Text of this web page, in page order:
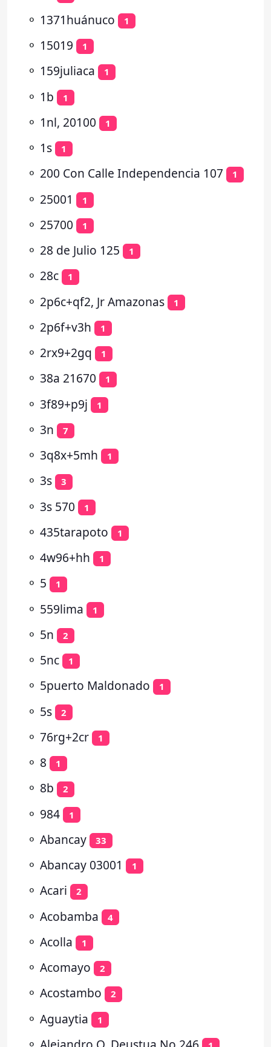
⚬ 1371huánuco 1
⚬ 15019 1
⚬ 159juliaca 1
⚬ 1b 1
⚬ 1nl, 20100 1
⚬ 1s 1
⚬ 200 Con Calle Independencia 107 1
⚬ 25001 1
⚬ 25700 1
⚬ 28 de Julio 125 1
⚬ 28c 1
⚬ 2p6c+qf2, Jr Amazonas 1
⚬ 2p6f+v3h 1
⚬ 2rx9+2gq 1
⚬ 38a 21670 1
⚬ 3f89+p9j 1
⚬ 3n 7
⚬ 3q8x+5mh 1
⚬ 3s 3
⚬ 3s 570 1
⚬ 435tarapoto 1
⚬ 4w96+hh 1
⚬ 5 1
⚬ 559lima 1
⚬ 5n 2
⚬ 5nc 1
⚬ 5puerto Maldonado 1
⚬ 5s 2
⚬ 76rg+2cr 1
⚬ 8 1
⚬ 8b 2
⚬ 984 1
⚬ Abancay 33
⚬ Abancay 03001 1
⚬ Acari 2
⚬ Acobamba 4
⚬ Acolla 1
⚬ Acomayo 2
⚬ Acostambo 2
⚬ Aguaytia 1